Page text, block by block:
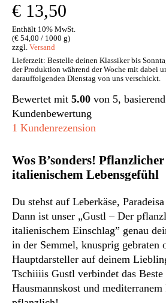
€ 13,50
Enthält 10% MwSt.
(€ 54,00 / 1000 g)
zzgl. Versand
Lieferzeit: Bestelle deinen Klassiker bis
der Produktion während der Woche mit dabei
darauffolgenden Dienstag von uns verschickt.
Bewertet mit 5.00 von 5,
Kundenbewertung
1 Kundenrezension
Wos B’sonders!
italienischem Lebensgefühl
Du stehst auf Leberkäse,
Dann ist unser „Gustl – Der
italienischem Einschlag” genau
in der Semmel, knusprig gebraten
Hauptdarsteller auf deinem
Tschiiiis Gustl verbindet das Beste
Hausmannskost und